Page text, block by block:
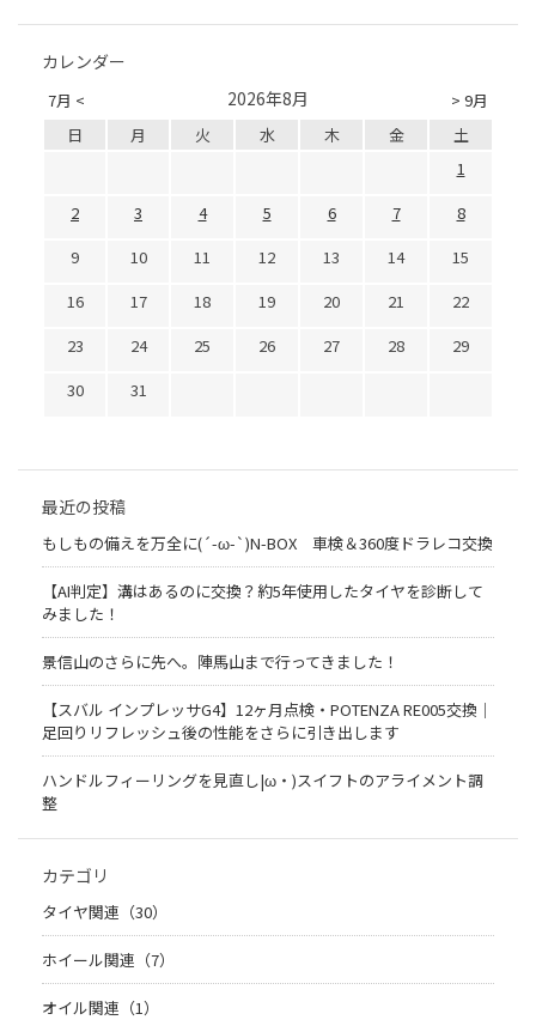
カレンダー
7月 < > 9月
2026年8月
日 月 火 水 木 金
土
1
2
3 4 5 6 7
8
9
10 11 12 13 14
15
16
17 18 19 20 21
22
23
24 25 26 27 28
29
30
31
最近の投稿
もしもの備えを万全に(´-ω-`)N-BOX 車検＆360度ドラレコ交換
【AI判定】溝はあるのに交換？約5年使用したタイヤを診断して
みました！
景信山のさらに先へ。陣馬山まで行ってきました！
【スバル インプレッサG4】12ヶ月点検・POTENZA RE005交換｜
足回りリフレッシュ後の性能をさらに引き出します
ハンドルフィーリングを見直し|ω・)スイフトのアライメント調
整
カテゴリ
タイヤ関連（30）
ホイール関連（7）
オイル関連（1）